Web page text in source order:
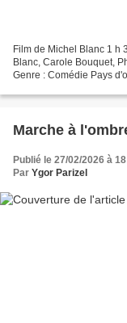
Film de Michel Blanc 1 h
Blanc, Carole Bouquet,
Genre : Comédie Pays
Marche à
Publié le 27/02/2026 à
Par Ygor Parizel